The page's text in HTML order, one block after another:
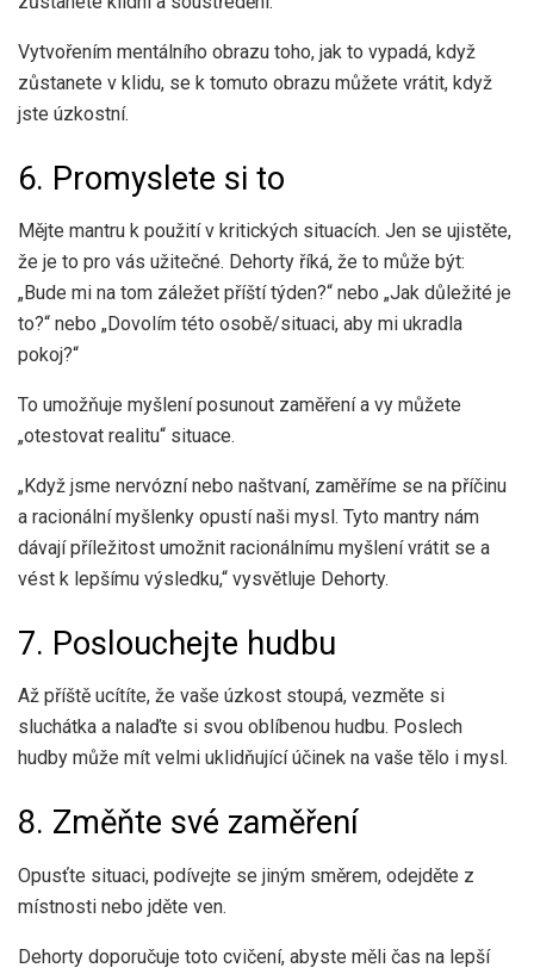
Vytvořením mentálního obrazu toho, jak to vypadá, když
zůstanete v klidu, se k tomuto obrazu můžete vrátit, když
jste úzkostní.
6. Promyslete si to
Mějte mantru k použití v kritických situacích. Jen se ujistěte,
že je to pro vás užitečné. Dehorty říká, že to může být:
„Bude mi na tom záležet příští týden?“ nebo „Jak důležité je
to?“ nebo „Dovolím této osobě/situaci, aby mi ukradla
pokoj?“
To umožňuje myšlení posunout zaměření a vy můžete
„otestovat realitu“ situace.
„Když jsme nervózní nebo naštvaní, zaměříme se na příčinu
a racionální myšlenky opustí naši mysl. Tyto mantry nám
dávají příležitost umožnit racionálnímu myšlení vrátit se a
vést k lepšímu výsledku,“ vysvětluje Dehorty.
7. Poslouchejte hudbu
Až příště ucítíte, že vaše úzkost stoupá, vezměte si
sluchátka a nalaďte si svou oblíbenou hudbu. Poslech
hudby může mít velmi uklidňující účinek na vaše tělo i mysl.
8. Změňte své zaměření
Opusťte situaci, podívejte se jiným směrem, odejděte z
místnosti nebo jděte ven.
Dehorty doporučuje toto cvičení, abyste měli čas na lepší